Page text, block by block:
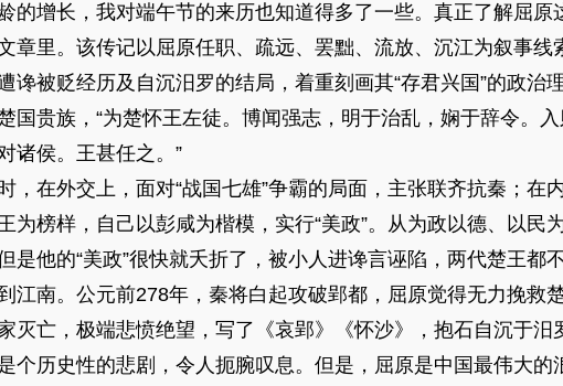
增长，我对端午节的来历也知道得多了一些。真正了解屈原
章里。该传记以屈原任职、疏远、罢黜、流放、沉江为叙事
谗被贬经历及自沉汨罗的结局，着重刻画其“存君兴国”的政治
国贵族，“为楚怀王左徒。博闻强志，明于治乱，娴于辞令。
诸侯。王甚任之。”
在外交上，面对“战国七雄”争霸的局面，主张联齐抗秦；在
为榜样，自己以彭咸为楷模，实行“美政”。从为政以德、以民
是他的“美政”很快就夭折了，被小人进谗言诬陷，两代楚王都
江南。公元前278年，秦将白起攻破郢都，屈原觉得无力挽救
灭亡，极端悲愤绝望，写了《哀郢》《怀沙》，抱石自沉于汨
历史性的悲剧，令人扼腕叹息。但是，屈原是中国最伟大的